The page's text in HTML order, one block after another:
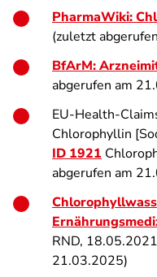
PharmaWiki:
(zuletzt
BfArM:
abgerufen am
EU-Health-
Chlorophyllin
ID 1921
abgerufen am
RND,
21.03.2025)